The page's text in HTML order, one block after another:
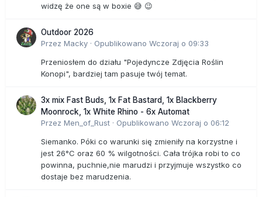
widzę że one są w boxie 😅 😉
Outdoor 2026
Przez Macky · Opublikowano Wczoraj o 09:33
Przeniosłem do działu "Pojedyncze Zdjęcia Roślin
Konopi", bardziej tam pasuje twój temat.
3x mix Fast Buds, 1x Fat Bastard, 1x Blackberry
Moonrock, 1x White Rhino - 6x Automat
Przez Men_of_Rust · Opublikowano Wczoraj o 06:12
Siemanko. Póki co warunki się zmieniły na korzystne i
jest 26°C oraz 60 % wilgotności. Cała trójka robi to co
powinna, puchnie,nie marudzi i przyjmuje wszystko co
dostaje bez marudzenia.